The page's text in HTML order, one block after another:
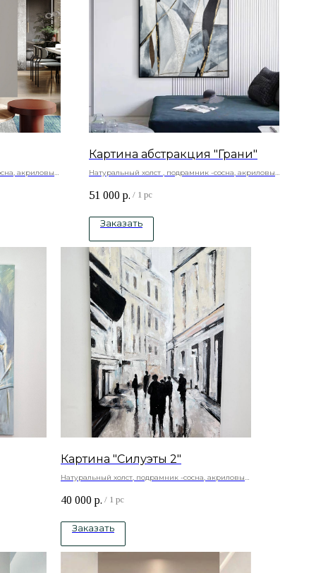
акриловые
Картина абстракция "Грани"
Натуральный холст , подрамник -сосна, акриловые
51 000 р. / 1 pc
Заказать
Картина "Силуэты 2"
Натуральный холст, подрамник -сосна, акриловые
40 000 р. / 1 pc
Заказать